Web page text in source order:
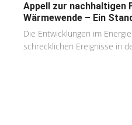
Appell zur nachhaltigen
Wärmewende – Ein
Die Entwicklungen im
schrecklichen Ereignisse in